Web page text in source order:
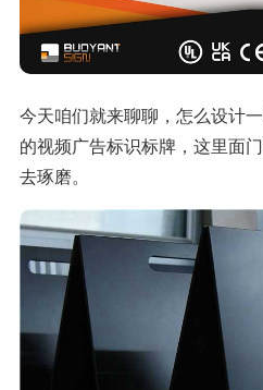
今天咱们就来聊聊，怎么设计
的视频广告标识标牌，这里面
去琢磨。